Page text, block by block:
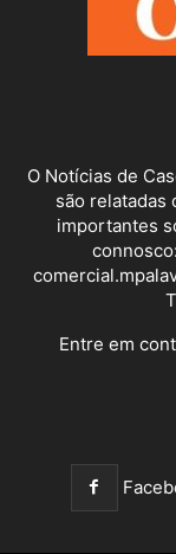
O Notícias de
são relatadas
importantes
Entre em